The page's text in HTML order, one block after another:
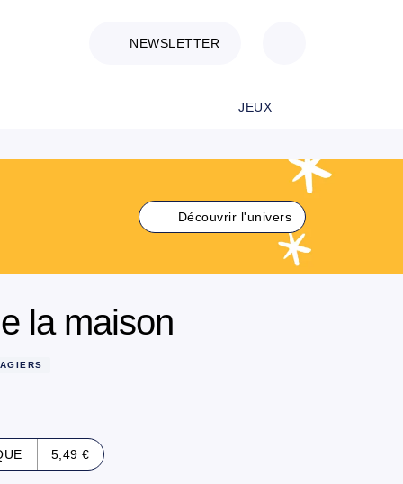
NEWSLETTER
JEUX
Découvrir l'univers
la maison
5,49 €